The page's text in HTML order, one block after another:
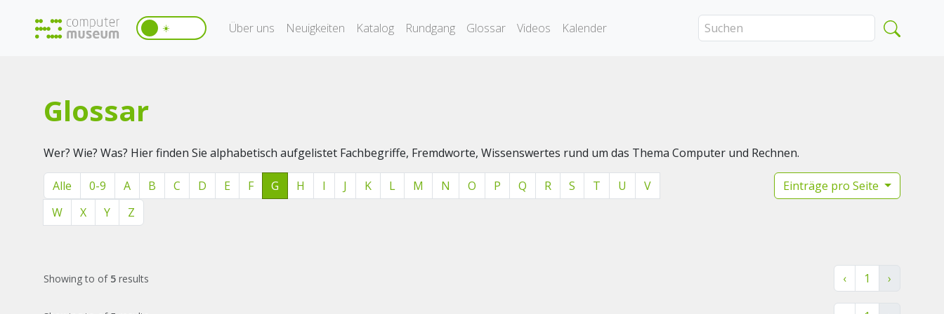
☀️ Über uns Neuigkeiten Katalog Rundgang Glossar Videos Kalender
Glossar
Wer? Wie? Was? Hier finden Sie alphabetisch aufgelistet Fachbegriffe, Fremdworte, Wissenswertes rund um das Thema Computer und Rechnen.
Alle 0-9 A B C D E F G H I J K L M N O P Q R S T U
V
W
X Y Z
Einträge pro Seite
Showingto of 5 results ‹ 1 ›